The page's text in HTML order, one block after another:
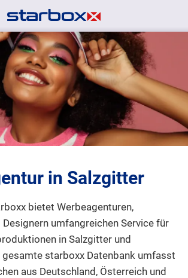
in Salzgitter
bietet Werbeagenturen,
umfangreichen Service für
in Salzgitter und
gesamte starboxx Datenbank umfasst
aus Deutschland, Österreich und